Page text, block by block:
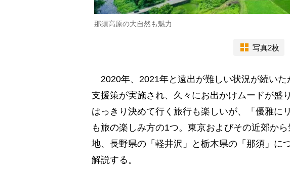
那須高原の大自然も魅力
写真2枚
2020年、2021年と遠出が難しい状況が続い
支援策が実施され、久々にお出かけムードが盛
はっきり決めて行く旅行も楽しいが、「優雅に
も旅の楽しみ方の1つ。東京およびその近郊か
地、長野県の「軽井沢」と栃木県の「那須」に
解説する。